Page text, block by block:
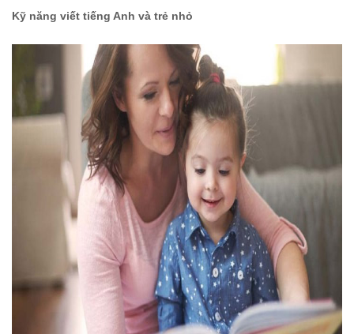
Kỹ năng viết tiếng Anh và trẻ nhỏ